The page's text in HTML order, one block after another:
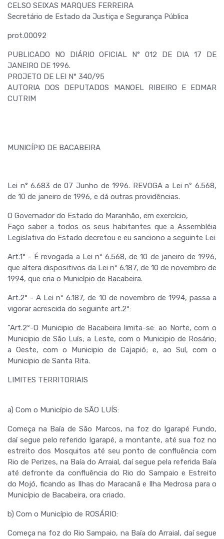
CELSO SEIXAS MARQUES FERREIRA
Secretário de Estado da Justiça e Segurança Pública
prot.00092
PUBLICADO NO DIÁRIO OFICIAL N° 012 DE DIA 17 DE
JANEIRO DE 1996.
PROJETO DE LEI N° 340/95
AUTORIA DOS DEPUTADOS MANOEL RIBEIRO E EDMAR
CUTRIM
MUNICÍPIO DE BACABEIRA
Lei n° 6.683 de 07 Junho de 1996. REVOGA a Lei nº 6.568,
de 10 de janeiro de 1996, e dá outras providências.
O Governador do Estado do Maranhão, em exercício,
Faço saber a todos os seus habitantes que a Assembléia
Legislativa do Estado decretou e eu sanciono a seguinte Lei:
Art.1° - É revogada a Lei nº 6.568, de 10 de janeiro de 1996,
que altera dispositivos da Lei nº 6.187, de 10 de novembro de
1994, que cria o Município de Bacabeira.
Art.2° - A Lei nº 6.187, de 10 de novembro de 1994, passa a
vigorar acrescida do seguinte art.2º:
“Art.2º-O Municipio de Bacabeira limita-se: ao Norte, com o
Municipio de São Luís; a Leste, com o Municipio de Rosário;
a Oeste, com o Municipio de Cajapió; e, ao Sul, com o
Municipio de Santa Rita.
LIMITES TERRITORIAIS
a) Com o Município de SÃO LUÍS:
Começa na Baía de São Marcos, na foz do Igarapé Fundo,
daí segue pelo referido Igarapé, a montante, até sua foz no
estreito dos Mosquitos até seu ponto de confluência com
Rio de Perizes, na Baía do Arraial, daí segue pela referida Baía
até defronte da confluência do Rio do Sampaio e Estreito
do Mojó, ficando as Ilhas do Maracanã e Ilha Medrosa para o
Município de Bacabeira, ora criado.
b) Com o Município de ROSÁRIO:
Começa na foz do Rio Sampaio, na Baía do Arraial, daí segue